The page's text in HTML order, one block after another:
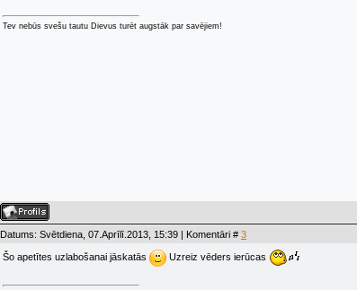
Tev nebūs svešu tautu Dievus turēt augstāk par savējiem!
Datums: Svētdiena, 07.Aprīlī.2013, 15:39 | Komentāri # 3
Šo apetītes uzlabošanai jāskatās Uzreiz vēders ierūcas